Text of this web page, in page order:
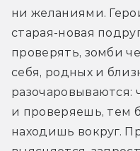
ни желаниями.
старая-новая
проверять, зомби
себя, родных и
и проверяешь, тем
находишь вокруг.